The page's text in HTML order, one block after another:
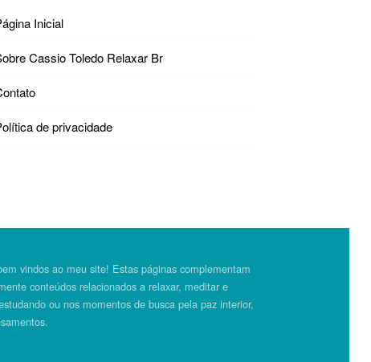
Inicial
Cassio Toledo Relaxar Br
de privacidade
vindos ao meu site! Estas páginas complementam
conteúdos relacionados a relaxar, meditar e
ou nos momentos de busca pela paz interior,